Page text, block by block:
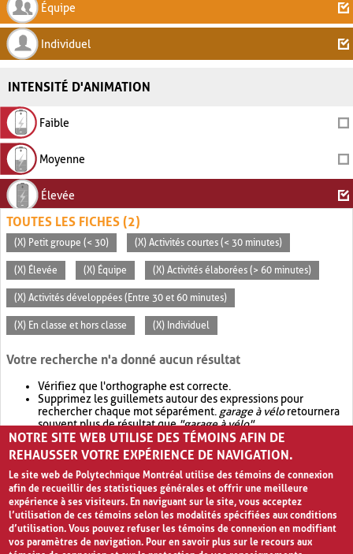
Équipe
Individuel
INTENSITÉ D'ANIMATION
Faible
Moyenne
Élevée
TOUTES LES FICHES (2)
(X) Petit groupe (< 30) (X) Activités courtes (< 30 minutes)
(X) Élevée (X) Équipe (X) Activités élaborées (> 60 minutes)
(X) Activités développées (Entre 30 et 60 minutes)
(X) En classe et hors classe (X) Individuel
Votre recherche n'a donné aucun résultat
Vérifiez que l'orthographe est correcte.
Supprimez les guillemets autour des expressions pour
rechercher chaque mot séparément. garage à véloretournera
souvent plus de résultat que"garage à vélo".
Envisagez d'élargir votre recherche avec OR.garage OR vélo
retournera souvent plus de résultat quegarage à vélo
NOTRE SITE WEB UTILISE DES TÉMOINS AFIN DE
REHAUSSER VOTRE EXPÉRIENCE DE NAVIGATION.
Le site web de Polytechnique Montréal utilise des témoins de connexion
afin de recueillir des statistiques générales et offrir une meilleure
expérience à ses visiteurs. En naviguant sur le site, vous acceptez
l’utilisation de ces témoins selon les modalités spécifiées aux conditions
d’utilisation. Vous pouvez refuser les témoins de connexion en modifiant
vos paramètres de navigation. Pour en savoir plus sur le recours aux